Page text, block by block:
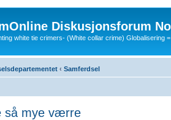
Diskusjonsforum
white tie crimers- (White collar crime) Globalisering
‹ Samferdsel
så mye værre